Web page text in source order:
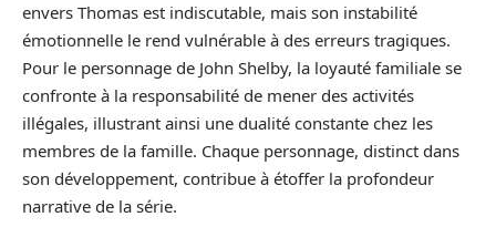
envers Thomas est indiscutable, mais son instabilité
émotionnelle le rend vulnérable à des erreurs tragiques.
Pour le personnage de John Shelby, la loyauté familiale se
confronte à la responsabilité de mener des activités
illégales, illustrant ainsi une dualité constante chez les
membres de la famille. Chaque personnage, distinct dans
son développement, contribue à étoffer la profondeur
narrative de la série.